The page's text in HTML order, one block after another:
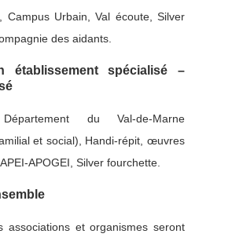
Campus Urbain, Val écoute, Silver
des aidants.
établissement spécialisé –
du Val-de-Marne
et social), Handi-répit, œuvres
APOGEI, Silver fourchette.
associations et organismes seront